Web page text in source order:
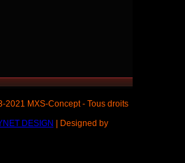
2021 MXS-Concept - Tous droits
DESIGN
| Designed by